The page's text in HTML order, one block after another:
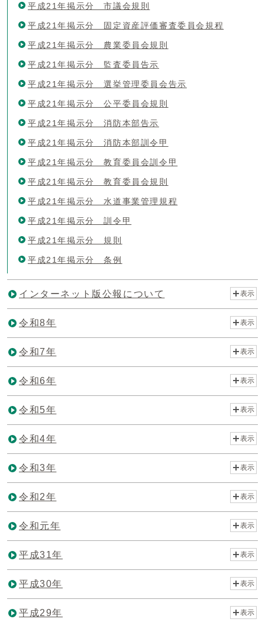
平成21年掲示分 市議会規則
平成21年掲示分 固定資産評価審査委員会規程
平成21年掲示分 農業委員会規則
平成21年掲示分 監査委員告示
平成21年掲示分 選挙管理委員会告示
平成21年掲示分 公平委員会規則
平成21年掲示分 消防本部告示
平成21年掲示分 消防本部訓令甲
平成21年掲示分 教育委員会訓令甲
平成21年掲示分 教育委員会規則
平成21年掲示分 水道事業管理規程
平成21年掲示分 訓令甲
平成21年掲示分 規則
平成21年掲示分 条例
インターネット版公報について 表示
令和8年 表示
令和7年 表示
令和6年 表示
令和5年 表示
令和4年 表示
令和3年 表示
令和2年 表示
令和元年 表示
平成31年 表示
平成30年 表示
平成29年 表示